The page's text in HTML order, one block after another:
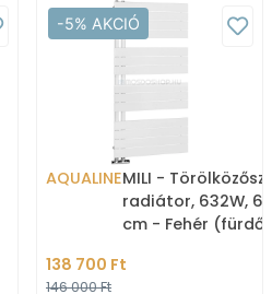
-5% AKCIÓ
AQUALINEMILI -
radiátor, 632W,
cm - Fehér
138 700 Ft
146 000 Ft